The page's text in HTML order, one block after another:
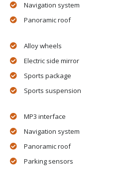
Navigation system
Panoramic roof
Alloy wheels
Electric side mirror
Sports package
Sports suspension
MP3 interface
Navigation system
Panoramic roof
Parking sensors